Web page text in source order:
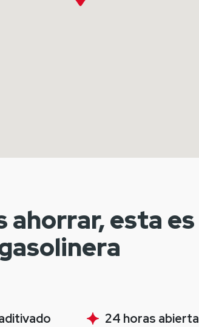
ahorrar, esta
24 horas abierta